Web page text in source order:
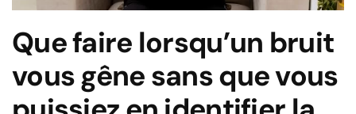
Que faire lorsqu’un bruit
vous gêne sans que vous